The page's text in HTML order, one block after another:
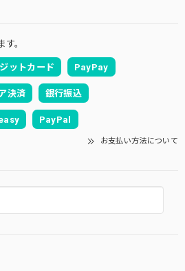
。
ットカード PayPay
決済 銀行振込
PayPal
お支払い方法について